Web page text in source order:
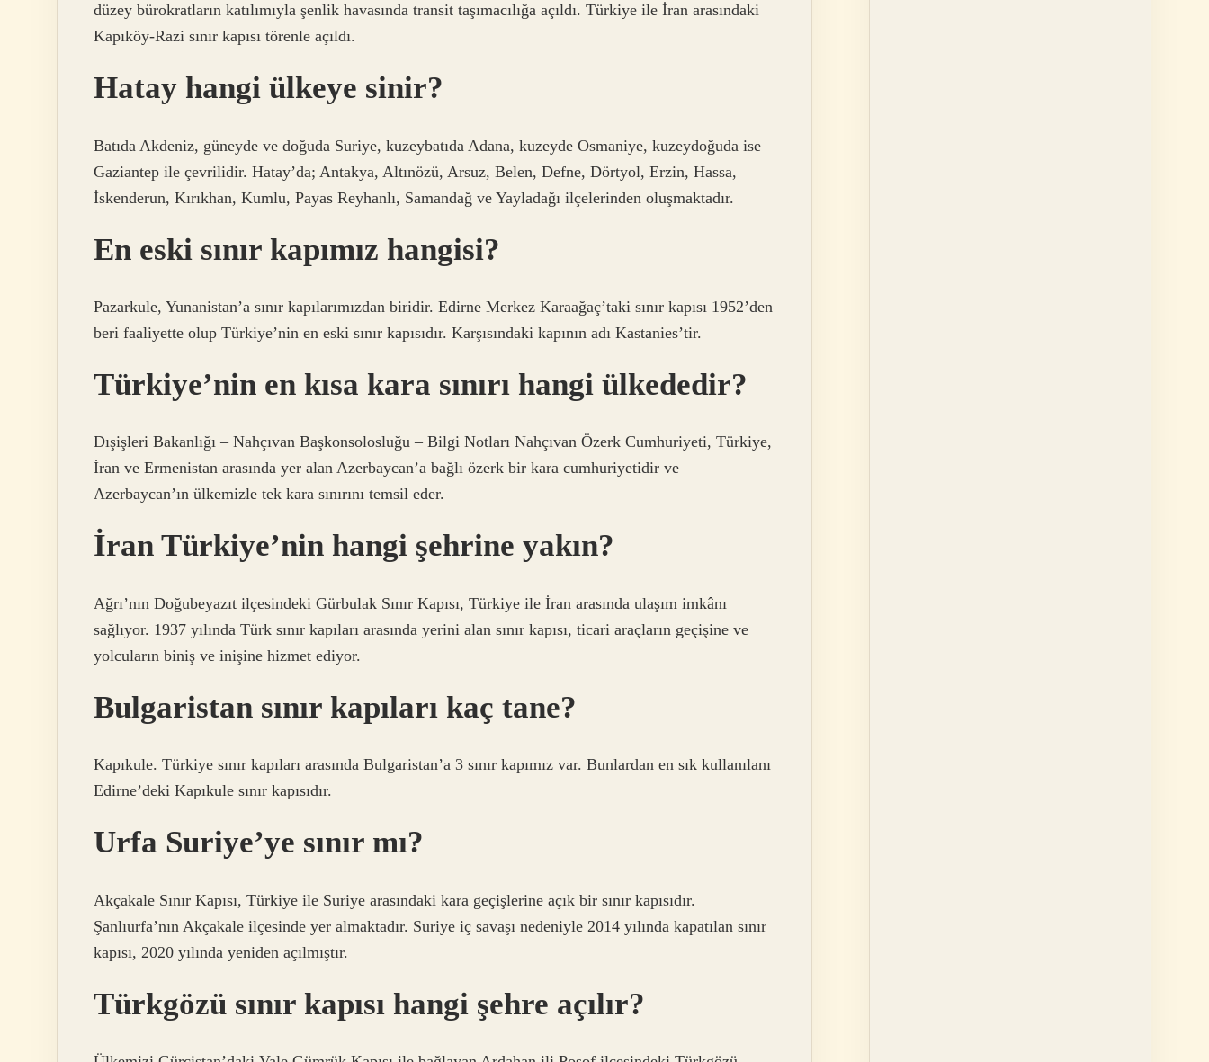
düzey bürokratların katılımıyla şenlik havasında transit taşımacılığa açıldı. Türkiye ile İran arasındaki
Kapıköy-Razi sınır kapısı törenle açıldı.
Hatay hangi ülkeye sinir?
Batıda Akdeniz, güneyde ve doğuda Suriye, kuzeybatıda Adana, kuzeyde Osmaniye, kuzeydoğuda ise
Gaziantep ile çevrilidir. Hatay’da; Antakya, Altınözü, Arsuz, Belen, Defne, Dörtyol, Erzin, Hassa,
İskenderun, Kırıkhan, Kumlu, Payas Reyhanlı, Samandağ ve Yayladağı ilçelerinden oluşmaktadır.
En eski sınır kapımız hangisi?
Pazarkule, Yunanistan’a sınır kapılarımızdan biridir. Edirne Merkez Karaağaç’taki sınır kapısı 1952’den
beri faaliyette olup Türkiye’nin en eski sınır kapısıdır. Karşısındaki kapının adı Kastanies’tir.
Türkiye’nin en kısa kara sınırı hangi ülkededir?
Dışişleri Bakanlığı – Nahçıvan Başkonsolosluğu – Bilgi Notları Nahçıvan Özerk Cumhuriyeti, Türkiye,
İran ve Ermenistan arasında yer alan Azerbaycan’a bağlı özerk bir kara cumhuriyetidir ve
Azerbaycan’ın ülkemizle tek kara sınırını temsil eder.
İran Türkiye’nin hangi şehrine yakın?
Ağrı’nın Doğubeyazıt ilçesindeki Gürbulak Sınır Kapısı, Türkiye ile İran arasında ulaşım imkânı
sağlıyor. 1937 yılında Türk sınır kapıları arasında yerini alan sınır kapısı, ticari araçların geçişine ve
yolcuların biniş ve inişine hizmet ediyor.
Bulgaristan sınır kapıları kaç tane?
Kapıkule. Türkiye sınır kapıları arasında Bulgaristan’a 3 sınır kapımız var. Bunlardan en sık kullanılanı
Edirne’deki Kapıkule sınır kapısıdır.
Urfa Suriye’ye sınır mı?
Akçakale Sınır Kapısı, Türkiye ile Suriye arasındaki kara geçişlerine açık bir sınır kapısıdır.
Şanlıurfa’nın Akçakale ilçesinde yer almaktadır. Suriye iç savaşı nedeniyle 2014 yılında kapatılan sınır
kapısı, 2020 yılında yeniden açılmıştır.
Türkgözü sınır kapısı hangi şehre açılır?